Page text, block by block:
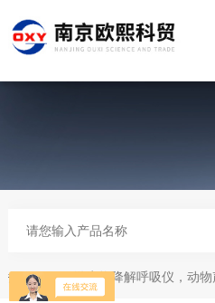
热门关键词：微生物降解呼吸仪，动物声音记录仪，全自动太阳光